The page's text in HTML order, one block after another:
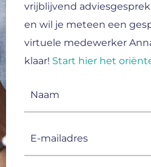
vrijblijvend
en wil je meteen een
virtuele medewerker
klaar! Start hier het